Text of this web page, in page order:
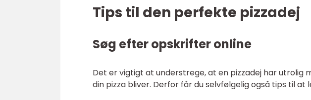
Tips til den perfekte pizzadej
Søg efter opskrifter online
Det er vigtigt at understrege, at en pizzadej har
din pizza bliver. Derfor får du selvfølgelig også tips til at